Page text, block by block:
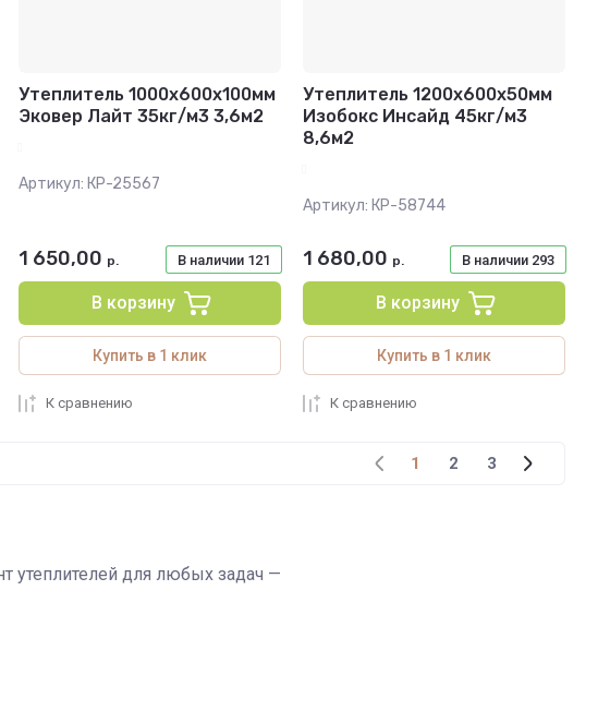
Утеплитель 1000x600x100мм
Эковер Лайт 35кг/м3 3,6м2
Артикул: КР-25567
В наличии 121
1 650,00 р.
В корзину
Купить в 1 клик
К сравнению
Утеплитель 1200х600х50мм
Изобокс Инсайд 45кг/м3
8,6м2
Артикул: КР-58744
В наличии 293
1 680,00 р.
В корзину
Купить в 1 клик
К сравнению
1 2 3
утеплителей для любых задач —